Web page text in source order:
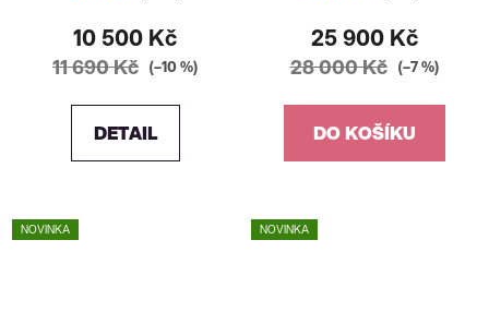
10 500 Kč
11 690 Kč (–10 %)
DETAIL
25 900 Kč
28 000 Kč (–7 %)
DO KOŠÍKU
NOVINKA NOVINKA